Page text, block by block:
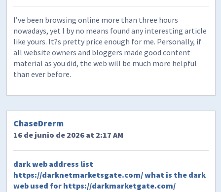
I’ve been browsing online more than three hours
nowadays, yet I by no means found any interesting article
like yours. It?s pretty price enough for me. Personally, if
all website owners and bloggers made good content
material as you did, the web will be much more helpful
than ever before.
ChaseDrerm
16 de junio de 2026 at 2:17 AM
dark web address list
https://darknetmarketsgate.com/what is the dark
web used for https://darkmarketgate.com/